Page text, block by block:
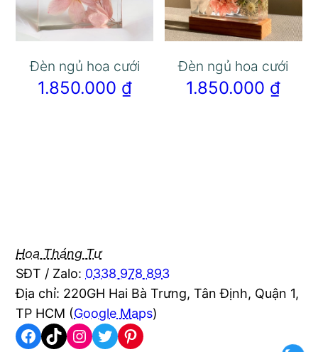
Đèn ngủ hoa cưới
1.850.000 ₫
Đèn ngủ hoa cưới
1.850.000 ₫
Hoa Tháng Tư
SĐT / Zalo: 0338 978 893
Địa chỉ: 220GH Hai Bà Trưng, Tân Định, Quận 1,
TP HCM (Google Maps)
Facebook
TikTokInstagram
TwitterPinterest